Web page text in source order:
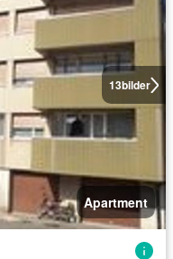
13bilder
Apartment